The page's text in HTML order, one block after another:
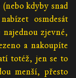
kdyby snad
osmdesát
zjevné,
a nakoupíte
totéž, jen se to
menší, přesto